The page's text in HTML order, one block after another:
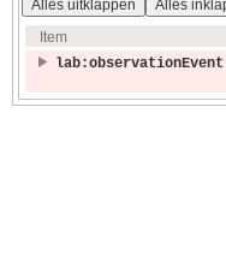
Alles uitklappen
Alles
Item
lab:observationEvent